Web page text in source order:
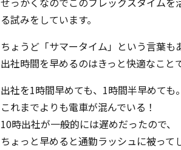
る試みをしています。
ちょうど「サマータイム」という言葉も
出社時間を早めるのはきっと快適なこ
出社を1時間早めても、1時間半早めても。
これまでよりも電車が混んでいる！
10時出社が一般的には遅めだったので、
ちょっと早めると通勤ラッシュに被って